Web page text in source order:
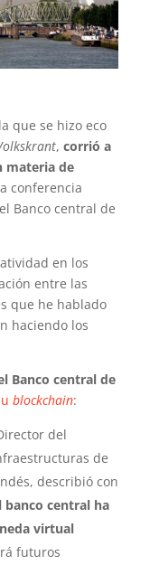
que se hizo eco
, corrió a
materia de
conferencia
Banco central de
en los
entre las
que he hablado
haciendo los
Banco central de
blockchain:
del
de
describió con
central ha
virtual
futuros